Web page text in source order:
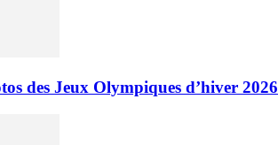
des Jeux Olympiques d’hiver 2026